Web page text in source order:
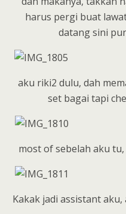
harus pergi buat
datang sini
aku riki2 dulu, dah
set bagai tapi
most of sebelah aku
Kakak jadi assistant